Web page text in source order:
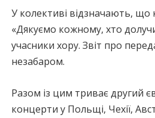
У колективі відзначають,
«Дякуємо кожному, хто
учасники хору. Звіт про
незабаром.
Разом із цим триває другий
концерти у Польщі, Чехії,